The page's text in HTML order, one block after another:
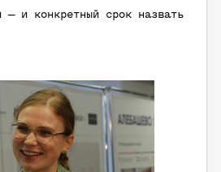
— и конкретный срок назвать